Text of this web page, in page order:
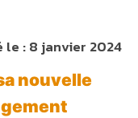
le :8 janvier 2024
nouvelle